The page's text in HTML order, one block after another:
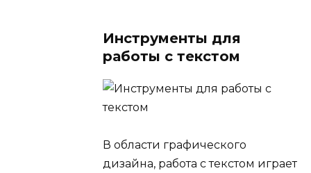
Инструменты для
работы с текстом
В области графического
дизайна, работа с текстом играет